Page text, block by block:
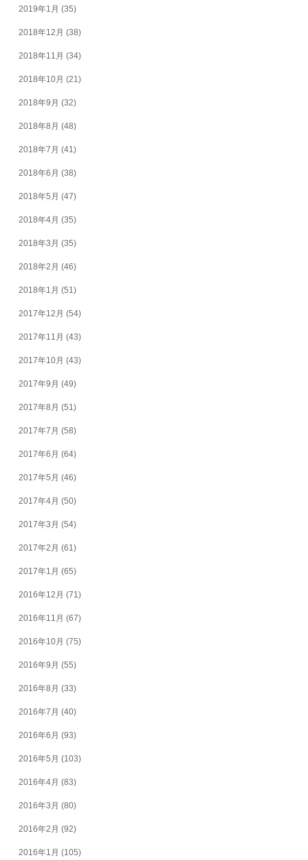
2019年1月 (35)
2018年12月 (38)
2018年11月 (34)
2018年10月 (21)
2018年9月 (32)
2018年8月 (48)
2018年7月 (41)
2018年6月 (38)
2018年5月 (47)
2018年4月 (35)
2018年3月 (35)
2018年2月 (46)
2018年1月 (51)
2017年12月 (54)
2017年11月 (43)
2017年10月 (43)
2017年9月 (49)
2017年8月 (51)
2017年7月 (58)
2017年6月 (64)
2017年5月 (46)
2017年4月 (50)
2017年3月 (54)
2017年2月 (61)
2017年1月 (65)
2016年12月 (71)
2016年11月 (67)
2016年10月 (75)
2016年9月 (55)
2016年8月 (33)
2016年7月 (40)
2016年6月 (93)
2016年5月 (103)
2016年4月 (83)
2016年3月 (80)
2016年2月 (92)
2016年1月 (105)